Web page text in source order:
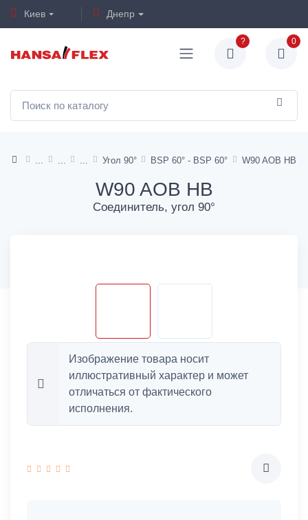
Киев Днепр
? 0
Угол 90° BSP 60° - BSP 60° W90 AOB HB
W90 AOB HB
Соединитель, угол 90°
Изображение товара носит
иллюстративный характер и может
отличаться от фактического
исполнения.